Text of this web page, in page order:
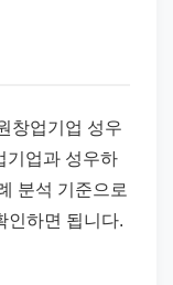
창업기업 성우
기업과 성우하
분석 기준으로
인하면 됩니다.